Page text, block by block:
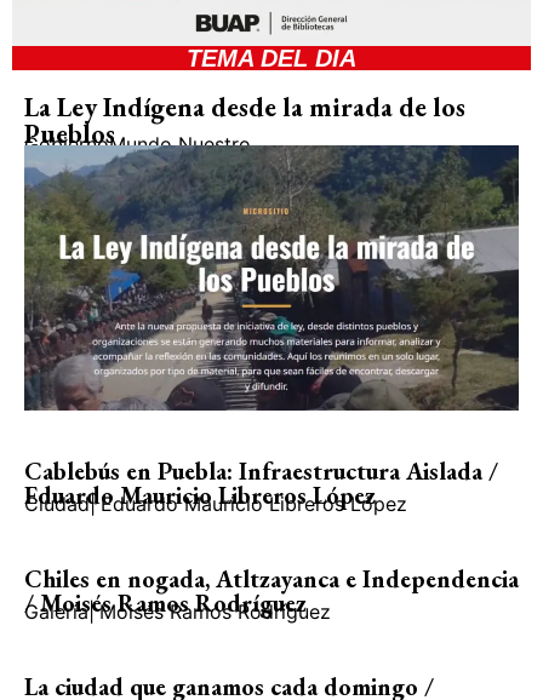
TEMA DEL DIA
La Ley Indígena desde la mirada de los
Pueblos
GobiernoMundo Nuestro
Cablebús en Puebla: Infraestructura Aislada /
Eduardo Mauricio Libreros López
Ciudad| Eduardo Mauricio Libreros López
Chiles en nogada, Atltzayanca e Independencia
/ Moisés Ramos Rodríguez
Galería| Moisés Ramos Rodríguez
La ciudad que ganamos cada domingo /